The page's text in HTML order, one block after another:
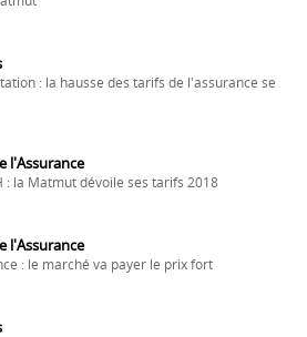
: la hausse des tarifs de l'assurance se
l'Assurance
: la Matmut dévoile ses tarifs 2018
l'Assurance
: le marché va payer le prix fort